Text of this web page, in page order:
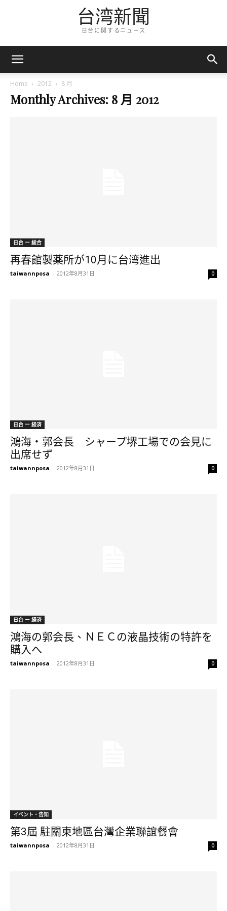
台湾新聞
日台に関するニュース
Home 2012 8 月
Monthly Archives: 8 月 2012
日台 ー 総合
再春館製薬所が10月に台湾進出
taiwannposa - 2012年8月31日 0
日台 ー 経済
鴻海・郭会長 シャープ堺工場での会見に
出席せず
taiwannposa - 2012年8月31日 0
日台 ー 経済
鴻海の郭会長、ＮＥＣの液晶技術の特許を
購入へ
taiwannposa - 2012年8月31日 0
イベント・告知
第3屆 駐關東地區台灣企業聯誼餐會
taiwannposa - 2012年8月31日 0